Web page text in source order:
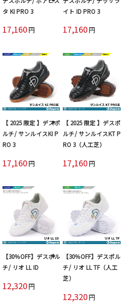
タ KI PRO 3
17,160円
イト ID PRO 3
17,160円
【 2025 限定 】デスポ
ルチ/ サンルイスKI P
RO 3
17,160円
【 2025 限定 】デスポ
ルチ/ サンルイスKT P
RO 3（人工芝）
17,160円
【30％OFF】デスポル
チ/ リオ LL ID
12,320円
【30％OFF】デスポル
チ/ リオ LL TF（人工
芝）
12,320円